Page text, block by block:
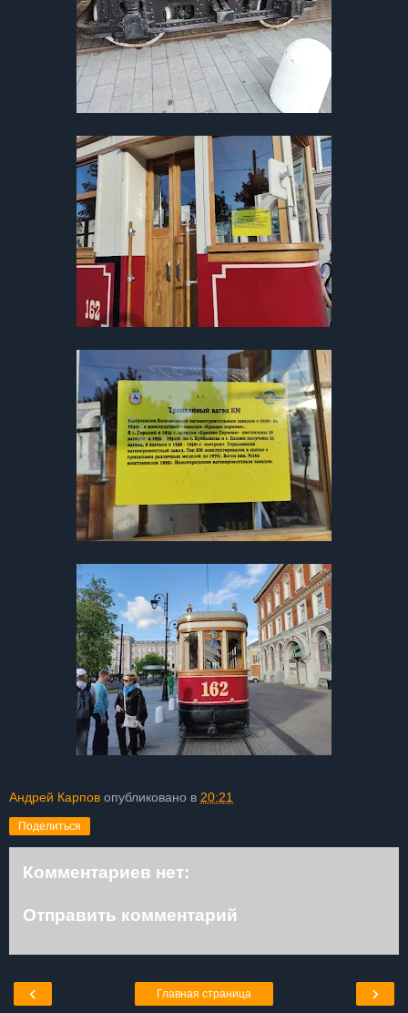
Андрей Карпов опубликовано в 20:21
Поделиться
Комментариев нет:
Отправить комментарий
‹ ›
Главная страница